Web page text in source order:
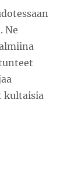
Ne
kultaisia